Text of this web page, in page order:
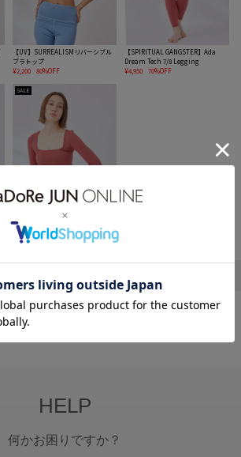
【UV】SURREALISMリバーシブル
ブラトップ
¥2,200
80%OFF
【SPIRITUAL GANGSTER】Ada
Dream Tech 7/8 Legging
¥4,950
70%OFF
SALE
【SPIRITUAL GANGSTER】SHAYLE
SEAMLESS長袖Tシャツ
¥3,960 70%OFF
HELP
何かお困りですか？